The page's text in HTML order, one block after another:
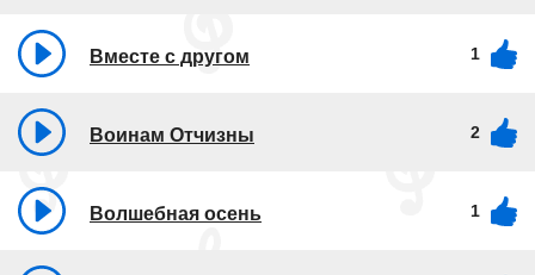
Вместе с другом 1
Воинам Отчизны 2
Волшебная осень 1